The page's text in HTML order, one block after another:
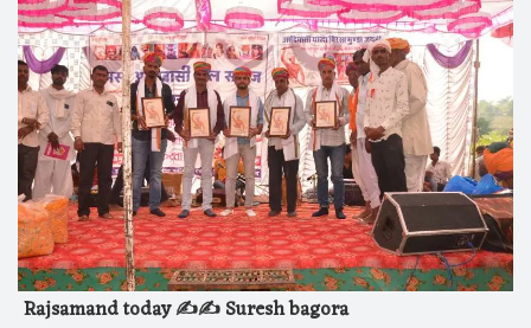
Rajsamand today ✍️✍️ Suresh bagora